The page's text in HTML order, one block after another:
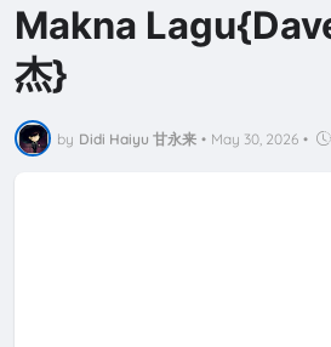
Makna
杰}
by Didi Haiyu 甘永来 • May 30, 2026 •